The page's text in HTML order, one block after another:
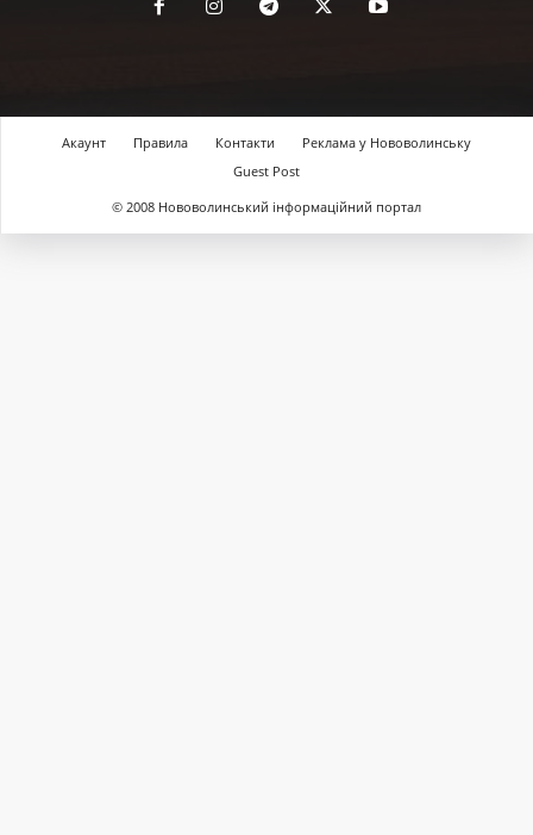
Акаунт Правила Контакти
Реклама у Нововолинську
Guest Post
© 2008 Нововолинський інформаційний портал